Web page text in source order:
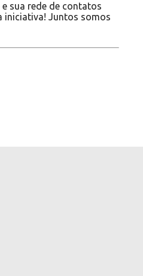
sua rede de contatos
iniciativa! Juntos somos